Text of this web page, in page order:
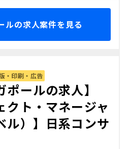
ルの求人案件を見る
・印刷・広告
ポールの求人】
クト・マネージャ
ル）】日系コンサ